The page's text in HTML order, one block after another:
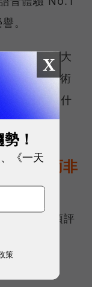
。
代表台灣大
與 5G 技術
考：究竟什
穩定、而非
性的兩項評
X
！
《一天
策